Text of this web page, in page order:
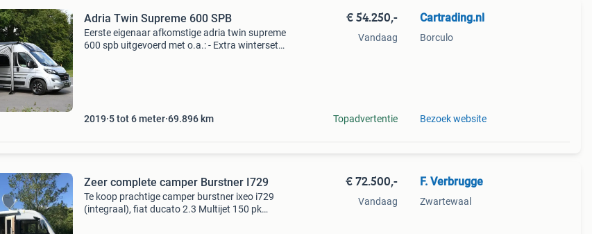
Adria Twin Supreme 600 SPB
Eerste eigenaar afkomstige adria twin supreme
600 spb uitgevoerd met o.a.: - Extra winterset
2019 5 tot 6 meter 69.896 km
€ 54.250,-
Vandaag
Topadvertentie
Cartrading.nl
Borculo
Bezoek website
Zeer complete camper Burstner I729
Te koop prachtige camper burstner ixeo i729
(integraal), fiat ducato 2.3 Multijet 150 pk
€ 72.500,-
Vandaag
F. Verbrugge
Zwartewaal